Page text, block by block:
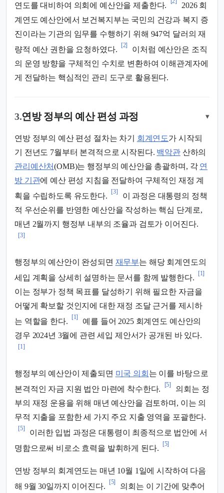
연도를 대비하여 의회에 예산안을 제출한다.
2026 회
계연도 예산안에서 보건복지부는 국민의 건강과 복지 증
진이라는 기관의 임무를 수행하기 위해 947억 달러의 재
량적 예산 권한을 요청하였다.
[2]
이처럼 예산안은 조직
의 운영 방향을 구체적인 수치로 변환하여 이해관계자에
게 전달하는 핵심적인 관리 도구로 활용된다.
3.연방 정부의 예산 편성 과정 ▾
연방 정부의 예산 편성 절차는 차기 회계연도가 시작되
기 전년도 7월부터 본격적으로 시작된다. 백악관산하의
관리예산처(OMB)는 행정부의 예산안을 총괄하며, 각 연
방 기관에 예산 편성 지침을 전달하여 구체적인 재정 계
획을 수립하도록 유도한다.
[3]
이 과정은 대통령의 정책
적 우선순위를 반영한 예산안을 작성하는 핵심 단계로,
매년 2월까지 행정부 내부의 조율과 검토가 이어진다.
[3]
행정부의 예산안이 완성되면 재무부는 해당 회계연도의
세입 계획을 상세히 설명하는 문서를 함께 발행한다.
[1]
이는 정부가 정책 목표를 달성하기 위해 필요한 자금을
어떻게 확보할 것인지에 대한 재정 조달 근거를 제시하
는 역할을 한다.
[1]
예를 들어 2025 회계연도 예산안의
경우 2024년 3월에 관련 세입 제안서가 공개된 바 있다.
[1]
행정부의 예산안이 제출되면 미국 의회 는 이를 바탕으로
본격적인 자금 지원 법안 마련에 착수한다.
[5]
의회는 정
부의 재정 운용을 위해 매년 예산안을 검토하며, 이는 의
무적 지출을 포함한 세 가지 주요 지출 영역을 포괄한다.
[5]
이러한 입법 과정은 대통령이 최종적으로 법안에 서
명함으로써 비로소 효력을 발휘하게 된다.
[5]
연방 정부의 회계연도는 매년 10월 1일에 시작하여 다음
해 9월 30일까지 이어진다.
[5]
의회는 이 기간에 맞추어